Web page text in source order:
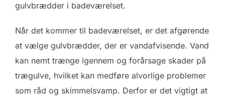
gulvbrædder i badeværelset.
Når det kommer til badeværelset, er det afgørende
at vælge gulvbrædder, der er vandafvisende. Vand
kan nemt trænge igennem og forårsage skader på
trægulve, hvilket kan medføre alvorlige problemer
som råd og skimmelsvamp. Derfor er det vigtigt at